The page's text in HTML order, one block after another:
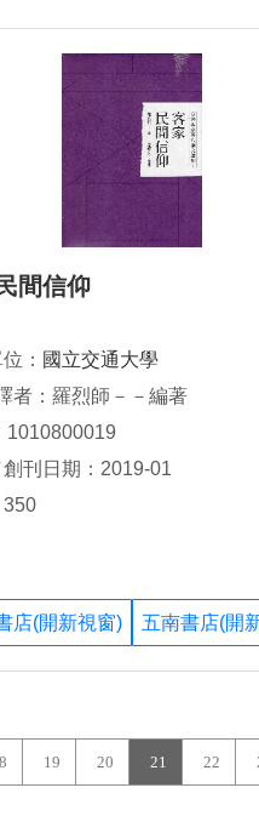
間信仰
： 國立交通大學
者：羅烈師－－編著
1010800019
刊日期：2019-01
350
店(開新視窗) 五南書店(開
19 20 21 22